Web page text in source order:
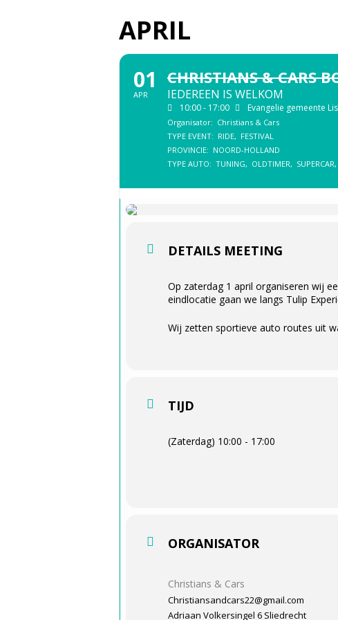
APRIL
01
APR
CHRISTIANS & CARS
IEDEREEN IS WELKOM
10:00 - 17:00 Evangelie gemeente
Organisator: Christians & Cars
TYPE EVENT: RIDE, FESTIVAL
PROVINCIE: NOORD-HOLLAND
TYPE AUTO: TUNING, OLDTIMER, SUPERCAR,
DETAILS MEETING
Op zaterdag 1 april organiseren wij
eindlocatie gaan we langs Tulip
Wij zetten sportieve auto routes uit
TIJD
(Zaterdag) 10:00 - 17:00
ORGANISATOR
Christians & Cars
Christiansandcars22@gmail.com
Adriaan Volkersingel 6 Sliedrecht